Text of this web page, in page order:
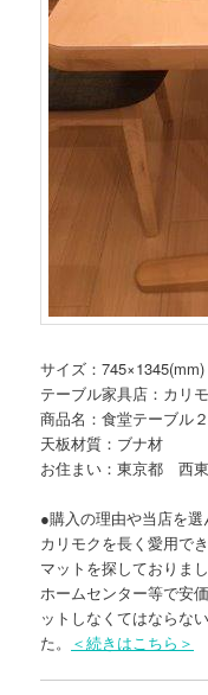
サイズ：
テーブル家具店：カリ
商品名：食堂テーブル
天板材質：ブナ材
お住まい：東京都 西
●購入の理由や当店を
カリモクを長く愛用で
マットを探しておりまし
ホームセンター等で安
ットしなくてはならな
た。
＜続きはこちら＞